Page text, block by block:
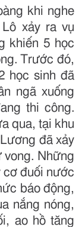
khi nghe
xảy ra vụ
khiến 5 học
Trước đó,
học sinh đã
ngã xuống
thi công.
qua, tại khu
đã xảy
Những
cơ đuối nước
báo động,
nắng nóng,
ao hồ tăng